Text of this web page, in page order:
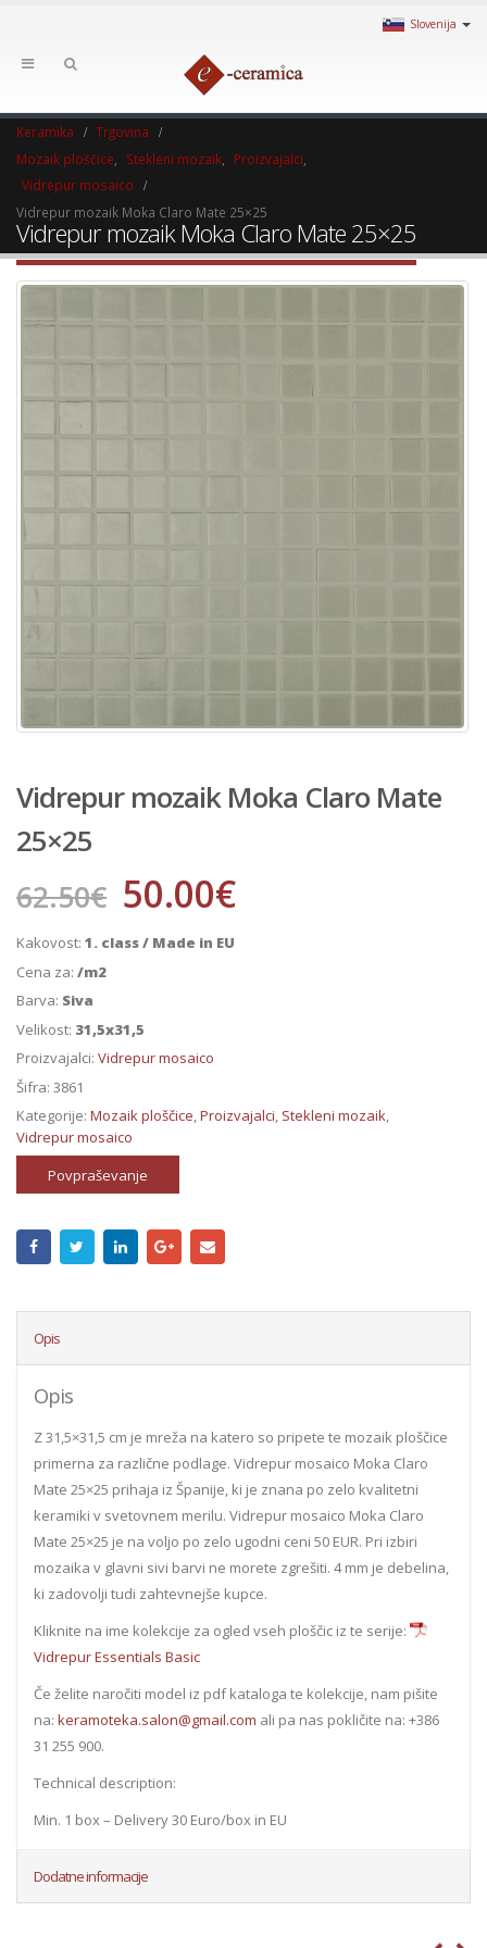
Slovenija
Keramika
Trgovina
Mozaik ploščice
Stekleni mozaik Proizvajalci
Vidrepur mosaico
Vidrepur mozaik Moka Claro Mate 25×25
Vidrepur mozaik Moka Claro Mate 25×25
Vidrepur mozaik Moka Claro Mate
25×25
62.50€ 50.00€
Kakovost: 1. class / Made in EU
Cena za: /m2
Barva: Siva
Velikost: 31,5x31,5
Proizvajalci: Vidrepur mosaico
Šifra: 3861
Kategorije: Mozaik ploščice,Proizvajalci, Stekleni mozaik,
Vidrepur mosaico
Povpraševanje
Opis
Opis
Z 31,5×31,5 cm je mreža na katero so pripete te mozaik ploščice
primerna za različne podlage. Vidrepur mosaico Moka Claro
Mate 25×25 prihaja iz Španije, ki je znana po zelo kvalitetni
keramiki v svetovnem merilu. Vidrepur mosaico Moka Claro
Mate 25×25 je na voljo po zelo ugodni ceni 50 EUR. Pri izbiri
mozaika v glavni sivi barvi ne morete zgrešiti. 4 mm je debelina,
ki zadovolji tudi zahtevnejše kupce.
Kliknite na ime kolekcije za ogled vseh ploščic iz te serije:
Vidrepur Essentials Basic
Če želite naročiti model iz pdf kataloga te kolekcije, nam pišite
na: keramoteka.salon@gmail.com ali pa nas pokličite na: +386
31 255 900.
Technical description:
Min. 1 box – Delivery 30 Euro/box in EU
Dodatne informacije